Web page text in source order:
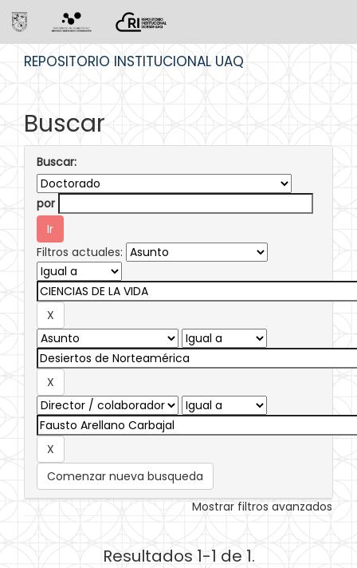
REPOSITORIO INSTITUCIONAL UAQ
Buscar
Buscar:
por
Filtros actuales:
Comenzar nueva busqueda
Mostrar filtros avanzados
Resultados 1-1 de 1.